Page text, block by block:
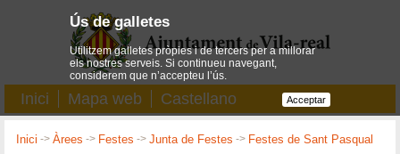
Inici Mapa web Castellano
Inici ->Àrees -> Festes ->Junta de Festes -> Festes de Sant Pasqual
Ús de galletes
Utilitzem galletes pròpies i de tercers per a millorar
els nostres serveis. Si continueu navegant,
considerem que n’accepteu l’ús.
Acceptar